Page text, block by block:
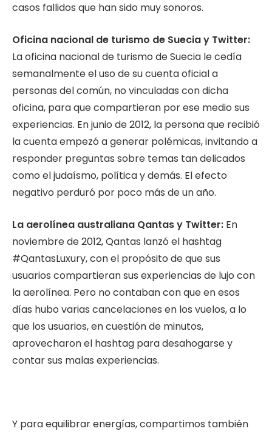
casos fallidos que han sido muy sonoros.
Oficina nacional de turismo de Suecia y Twitter:
La oficina nacional de turismo de Suecia le cedía
semanalmente el uso de su cuenta oficial a
personas del común, no vinculadas con dicha
oficina, para que compartieran por ese medio sus
experiencias. En junio de 2012, la persona que recibió
la cuenta empezó a generar polémicas, invitando a
responder preguntas sobre temas tan delicados
como el judaísmo, política y demás. El efecto
negativo perduró por poco más de un año.
La aerolínea australiana Qantas y Twitter: En
noviembre de 2012, Qantas lanzó el hashtag
#QantasLuxury, con el propósito de que sus
usuarios compartieran sus experiencias de lujo con
la aerolínea. Pero no contaban con que en esos
días hubo varias cancelaciones en los vuelos, a lo
que los usuarios, en cuestión de minutos,
aprovecharon el hashtag para desahogarse y
contar sus malas experiencias.
Y para equilibrar energías, compartimos también